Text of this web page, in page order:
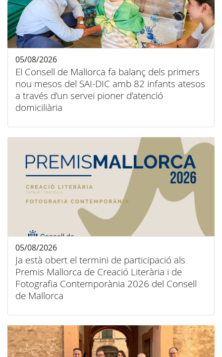
El Consell de Mallorca fa balanç dels primers
nou mesos del SAI-DIC amb 82 infants atesos
a través d’un servei pioner d’atenció
domiciliària
05/08/2026
Ja està obert el termini de participació als
Premis Mallorca de Creació Literària i de
Fotografia Contemporània 2026 del Consell
de Mallorca
05/08/2026